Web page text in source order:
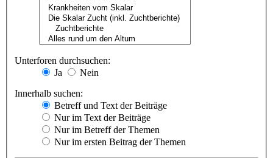
Unterforen durchsuchen:
Ja
Nein
Innerhalb suchen:
Betreff und Text der Beiträge
Nur im Text der Beiträge
Nur im Betreff der Themen
Nur im ersten Beitrag der Themen